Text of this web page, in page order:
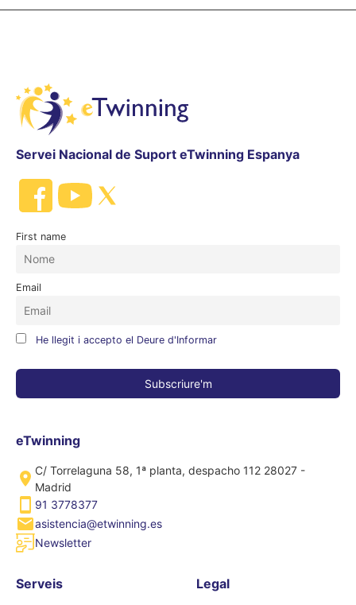
Servei Nacional de Suport eTwinning Espanya
First name
Email
He llegit i accepto el Deure d'Informar
eTwinning
C/ Torrelaguna 58, 1ª planta, despacho 112 28027 -
Madrid
91 3778377
asistencia@etwinning.es
Newsletter
Serveis Legal